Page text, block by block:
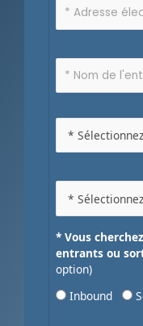
* Vous
entrants ou
option)
Inbound